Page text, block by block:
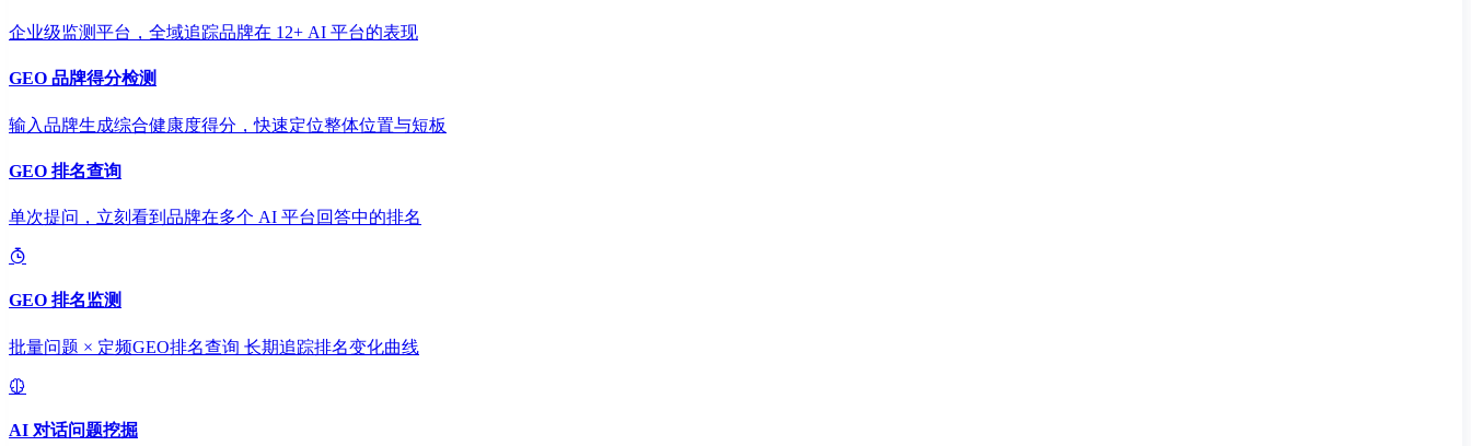
企业级监测平台，全域追踪品牌在 12+ AI 平台的表现
GEO 品牌得分检测
输入品牌生成综合健康度得分，快速定位整体位置与短板
GEO 排名查询
单次提问，立刻看到品牌在多个 AI 平台回答中的排名
GEO 排名监测
批量问题 × 定频GEO排名查询 长期追踪排名变化曲线
AI 对话问题挖掘